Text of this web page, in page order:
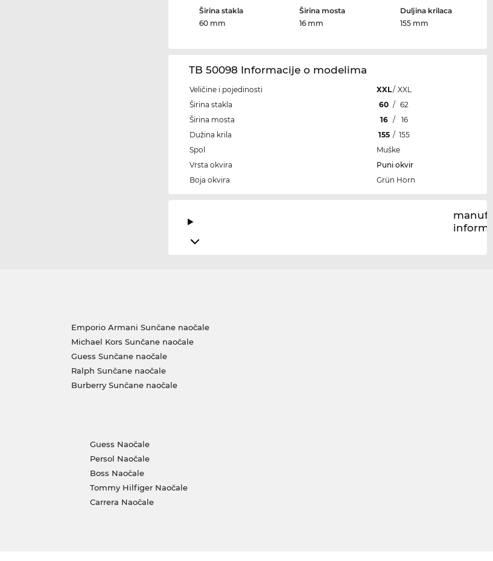
Širina stakla
60 mm
Širina mosta
16 mm
Duljina krilaca
155 mm
TB 50098 Informacije o modelima
Veličine i pojedinosti XXL/ XXL
Širina stakla
60 / 62
Širina mosta
16 /
16
Dužina krila
155 / 155
Spol
Muške
Vrsta okvira
Puni okvir
Boja okvira
Grün Horn
Emporio Armani Sunčane naočale
Michael Kors Sunčane naočale
Guess Sunčane naočale
Ralph Sunčane naočale
Burberry Sunčane naočale
Guess Naočale
Persol Naočale
Boss Naočale
Tommy Hilfiger Naočale
Carrera Naočale